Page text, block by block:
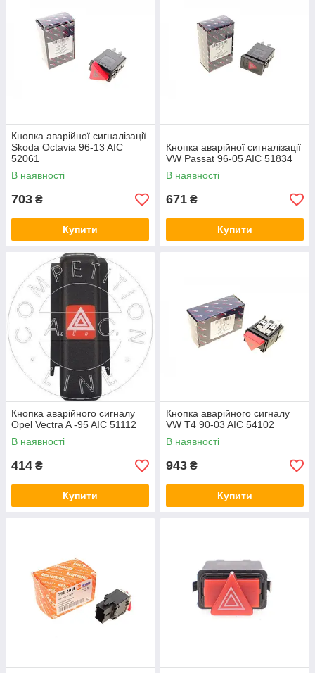
Кнопка аварійної сигналізації
Skoda Octavia 96-13 AIC
52061
В наявності
703 ₴
Купити
Кнопка аварійної сигналізації
VW Passat 96-05 AIC 51834
В наявності
671 ₴
Купити
Кнопка аварійного сигналу
Opel Vectra A -95 AIC 51112
В наявності
414 ₴
Купити
Кнопка аварійного сигналу
VW T4 90-03 AIC 54102
В наявності
943 ₴
Купити